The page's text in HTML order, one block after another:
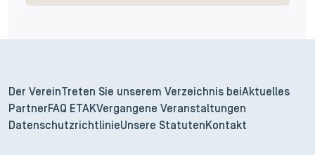
Der Verein Treten Sie unserem Verzeichnis bei Aktuelles
Partner FAQ ETAKVergangene Veranstaltungen
DatenschutzrichtlinieUnsere Statuten Kontakt